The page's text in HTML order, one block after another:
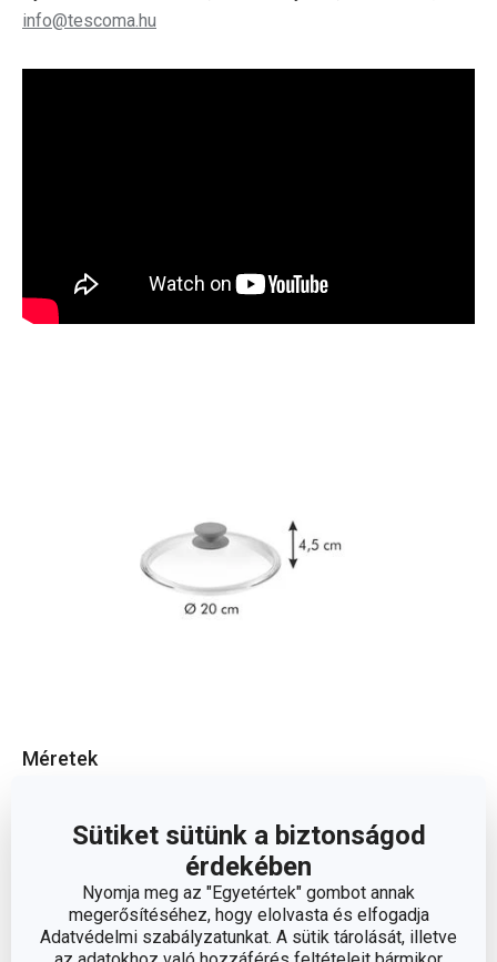
Sütiket sütünk a biztonságod
érdekében
Nyomja meg az "Egyetértek" gombot annak
megerősítéséhez, hogy elolvasta és elfogadja
Adatvédelmi szabályzatunkat. A sütik tárolását, illetve
info@tescoma.hu
Méretek